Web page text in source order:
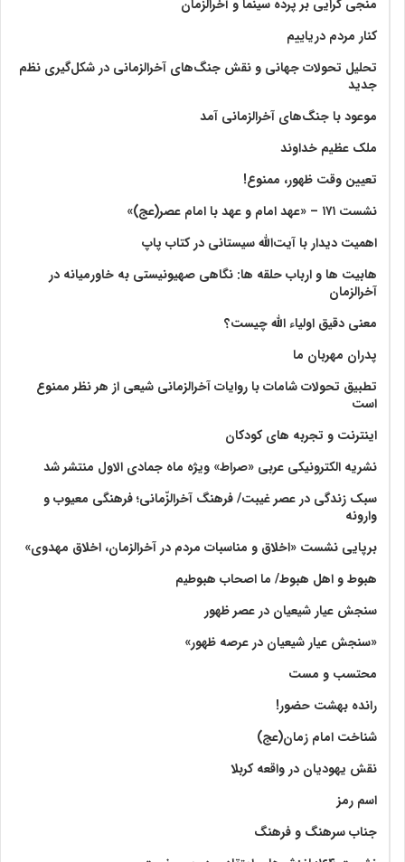
منجی گرایی بر پرده سینما و آخرالزمان
کنار مردم دریاییم
تحلیل تحولات جهانی و نقش جنگ‌های آخرالزمانی در شکل‌گیری نظم
جدید
موعود با جنگ‌های آخرالزمانی آمد
ملک عظیم خداوند
تعیین وقت ظهور، ممنوع!
نشست ۱۷۱ – «عهد امام و عهد با امام عصر(عج)»
اهمیت دیدار با آیت‌الله سیستانی در کتاب پاپ
هابیت ها و ارباب حلقه ها: نگاهی صهیونیستی به خاورمیانه در
آخرالزمان
معنی دقیق اولیاء الله چیست؟
پدران مهربان ما
تطبیق تحولات شامات با روایات آخرالزمانی شیعی از هر نظر ممنوع
است
اینترنت و تجربه های کودکان
نشریه الکترونیکی عربی «صراط» ویژه ماه جمادی الاول منتشر شد
سبک زندگی در عصر غیبت/ فرهنگ آخرالزّمانی؛ فرهنگی معیوب و
وارونه
برپایی نشست «اخلاق و مناسبات مردم در آخرالزمان، اخلاق مهدوی»
هبوط و اهل هبوط/ ما اصحاب هبوطیم
سنجش عیار شیعیان در عصر ظهور
«سنجش عیار شیعیان در عرصه ظهور»
محتسب و مست
رانده بهشت‌ حضور!
شناخت امام زمان(عج)
نقش یهودیان در واقعه کربلا
اسم رمز
جناب سرهنگ و فرهنگ